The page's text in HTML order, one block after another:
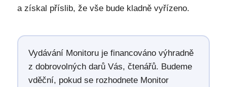
a získal příslib, že vše bude kladně vyřízeno.
Vydávání Monitoru je financováno výhradně
z dobrovolných darů Vás, čtenářů. Budeme
vděční, pokud se rozhodnete Monitor